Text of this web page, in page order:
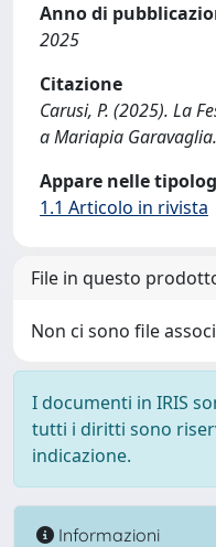
Anno di
2025
Citazione
Carusi, P. (2025). La
a Mariapia
Appare nelle
1.1 Articolo in rivista
File in questo
Non ci sono file
I documenti in IRIS
tutti i diritti sono
indicazione.
Informazioni